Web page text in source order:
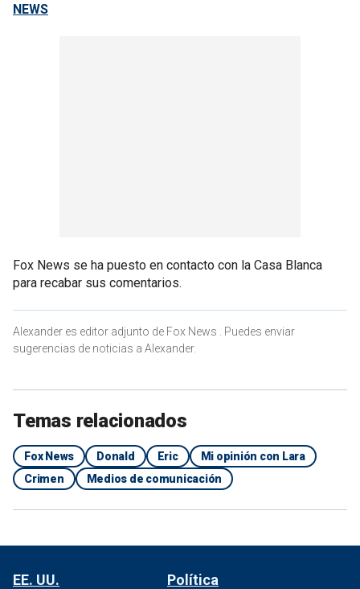
NEWS
Fox News se ha puesto en contacto con la Casa Blanca
para recabar sus comentarios.
Alexander es editor adjunto de Fox News . Puedes enviar
sugerencias de noticias a Alexander.
Temas relacionados
Fox News Donald Eric
Mi opinión con Lara
Crimen
Medios de comunicación
EE. UU. Política